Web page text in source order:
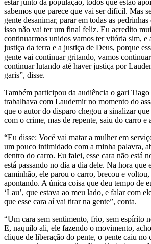
estar junto da população, todos que estão
sabemos que parece que vai ser difícil. Mas
gente desanimar, parar em todas as
isso não vai ter um final feliz. Eu acredito
continuarmos unidos vamos ter vitória sim, e
justiça da terra e a justiça de Deus, porque
gente vai continuar gritando, vamos
continuar lutando até haver justiça por
garis”, disse.
Também participou da audiência o gari
trabalhava com Laudemir no momento do
que o autor do disparo chegou a sinalizar
com o crime, mas de repente, saiu do carro e
“Eu disse: Você vai matar a mulher em
um pouco intimidado com a minha palavra,
dentro do carro. Eu falei, esse cara não está
está passando no dia a dia dele. Na hora que
caminhão, ele parou o carro, brecou e voltou,
apontando. A única coisa que deu tempo de
‘Lau’, que estava ao meu lado, e falar com
que esse cara aí vai tirar na gente”, conta.
“Um cara sem sentimento, frio, sem espírito
E, naquilo ali, ele fazendo o movimento,
clique de liberação do pente, o pente caiu no